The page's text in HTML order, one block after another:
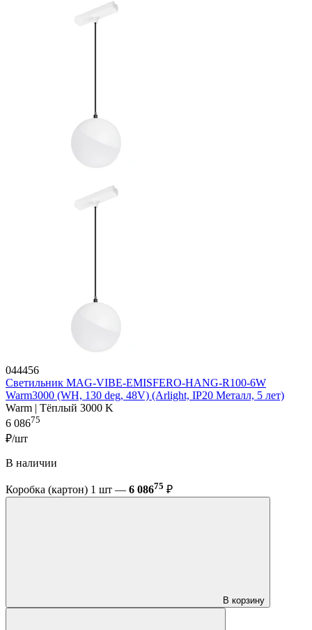
044456
Светильник MAG-VIBE-EMISFERO-HANG-R100-6W
Warm3000 (WH, 130 deg, 48V) (Arlight, IP20 Металл, 5 лет)
Warm | Тёплый 3000 K
6 08675
₽/шт
В наличии
Коробка (картон) 1 шт — 6 08675 ₽
В корзину